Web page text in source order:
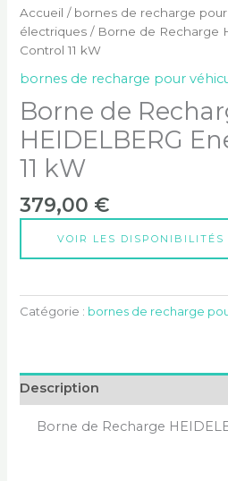
Accueil / bornes de recharge
électriques / Borne de Recharge
Control 11 kW
bornes de recharge pour
Borne de
HEIDELBERG
11 kW
379,00 €
VOIR LES DISPONIBILITÉS
Catégorie : bornes de recharge
Description
Borne de Recharge